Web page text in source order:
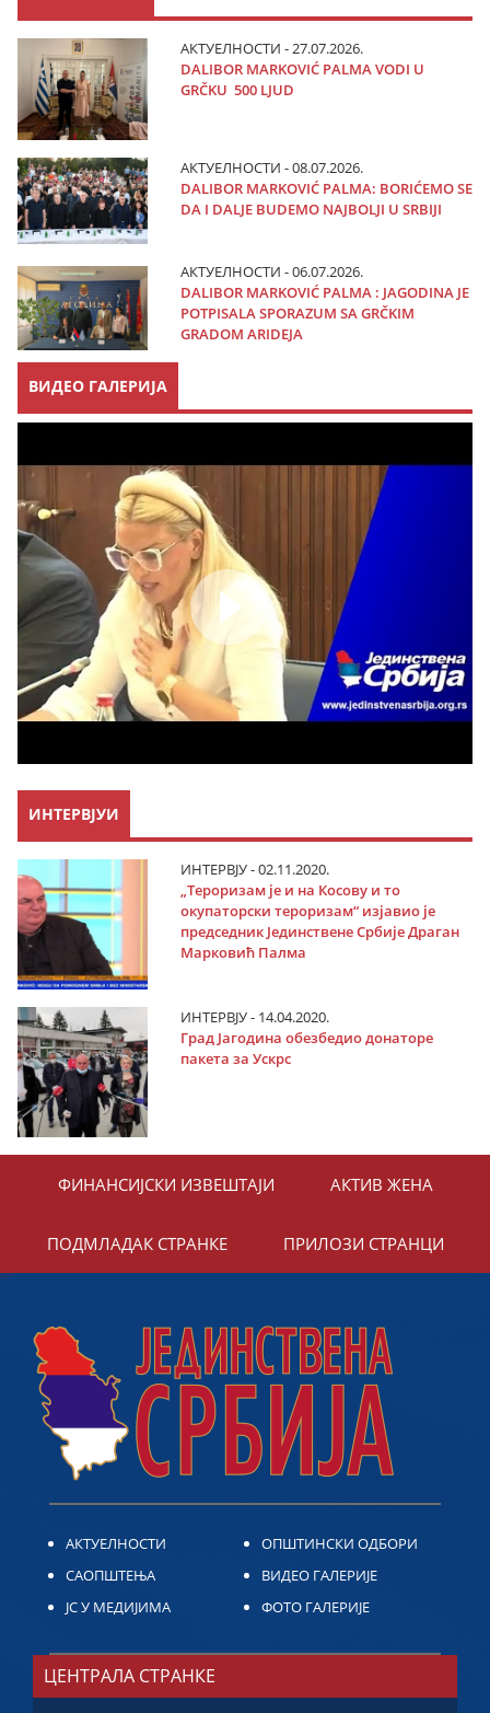
АКТУЕЛНОСТИ - 27.07.2026.
DALIBOR MARKOVIĆ PALMA VODI U
GRČKU 500 LJUD
АКТУЕЛНОСТИ - 08.07.2026.
DALIBOR MARKOVIĆ PALMA: BORIĆEMO SE
DA I DALJE BUDEMO NAJBOLJI U SRBIJI
АКТУЕЛНОСТИ - 06.07.2026.
DALIBOR MARKOVIĆ PALMA : JAGODINA JE
POTPISALA SPORAZUM SA GRČKIM
GRADOM ARIDEJA
ВИДЕО ГАЛЕРИЈА
ИНТЕРВЈУИ
ИНТЕРВЈУ - 02.11.2020.
„Тероризам је и на Косову и то
окупаторски тероризам“ изјавио је
председник Јединствене Србије Драган
Марковић Палма
ИНТЕРВЈУ - 14.04.2020.
Град Јагодина обезбедио донаторе
пакета за Ускрс
ФИНАНСИЈСКИ ИЗВЕШТАЈИ АКТИВ ЖЕНА
ПОДМЛАДАК СТРАНКЕ ПРИЛОЗИ СТРАНЦИ
АКТУЕЛНОСТИ
САОПШТЕЊА
ЈС У МЕДИЈИМА
ОПШТИНСКИ ОДБОРИ
ВИДЕО ГАЛЕРИЈЕ
ФОТО ГАЛЕРИЈЕ
ЦЕНТРАЛА СТРАНКЕ